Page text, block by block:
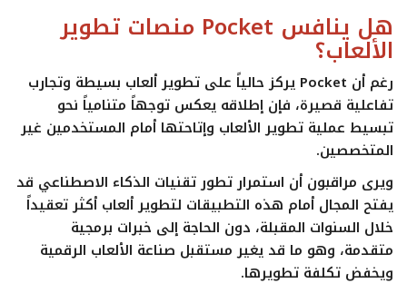
هل ينافس Pocket منصات تطوير
الألعاب؟
رغم أن Pocket يركز حالياً على تطوير ألعاب بسيطة وتجارب
تفاعلية قصيرة، فإن إطلاقه يعكس توجهاً متنامياً نحو
تبسيط عملية تطوير الألعاب وإتاحتها أمام المستخدمين غير
المتخصصين.
ويرى مراقبون أن استمرار تطور تقنيات الذكاء الاصطناعي قد
يفتح المجال أمام هذه التطبيقات لتطوير ألعاب أكثر تعقيداً
خلال السنوات المقبلة، دون الحاجة إلى خبرات برمجية
متقدمة، وهو ما قد يغير مستقبل صناعة الألعاب الرقمية
ويخفض تكلفة تطويرها.